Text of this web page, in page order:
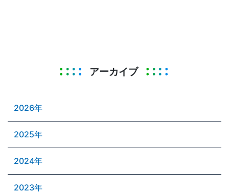
アーカイブ
2026年
2025年
2024年
2023年